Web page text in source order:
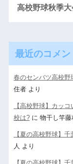
高校野球秋季大
最近のコメン
春のセンバツ高校野
住者より
【高校野球】カッ
校は?に 物干し竿藤
【夏の高校野球】
人 より